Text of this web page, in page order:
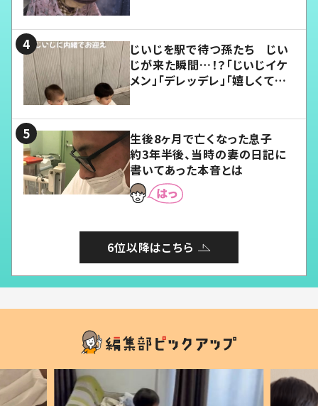
じいじを駅で待つ孫たち じい
じが来た瞬間…！？「じいじイケ
メン」「デレッデレ」「嬉しくて可
生後8ヶ月で亡くなった息子
約3年半後、当時の妻の日記に
書いてあった本音とは
6位以降はこちら